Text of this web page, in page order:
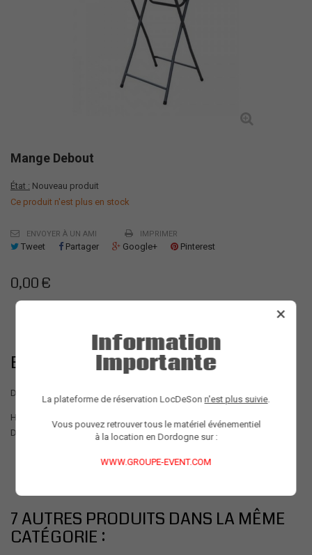
Mange Debout
État : Nouveau produit
Ce produit n'est plus en stock
ENVOYER À UN AMI IMPRIMER
Tweet Partager Google+ Pinterest
0,00 €
EN SAVOIR PLUS SUR LE PRODUIT
Dimensions
Hauteur : 110cm
Diagonale : 80cm
7 AUTRES PRODUITS DANS LA MÊME
CATÉGORIE :
×
Information
Importante
La plateforme de réservation LocDeSon n'est plus suivie.
Vous pouvez retrouver tous le matériel événementiel
à la location en Dordogne sur :
WWW.GROUPE-EVENT.COM